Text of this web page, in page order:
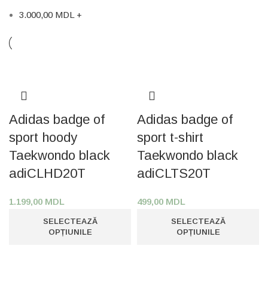
3.000,00 MDL +
Adidas badge of
sport hoody
Taekwondo black
adiCLHD20T
1.199,00 MDL
SELECTEAZĂ
OPȚIUNILE
Adidas badge of
sport t-shirt
Taekwondo black
adiCLTS20T
499,00 MDL
SELECTEAZĂ
OPȚIUNILE